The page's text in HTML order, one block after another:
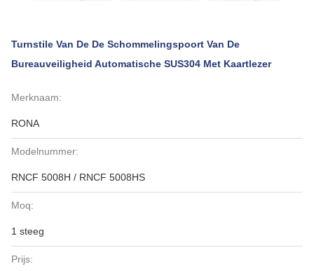
Turnstile Van De De Schommelingspoort Van De
Bureauveiligheid Automatische SUS304 Met Kaartlezer
Merknaam:
RONA
Modelnummer:
RNCF 5008H / RNCF 5008HS
Moq:
1 steeg
Prijs: